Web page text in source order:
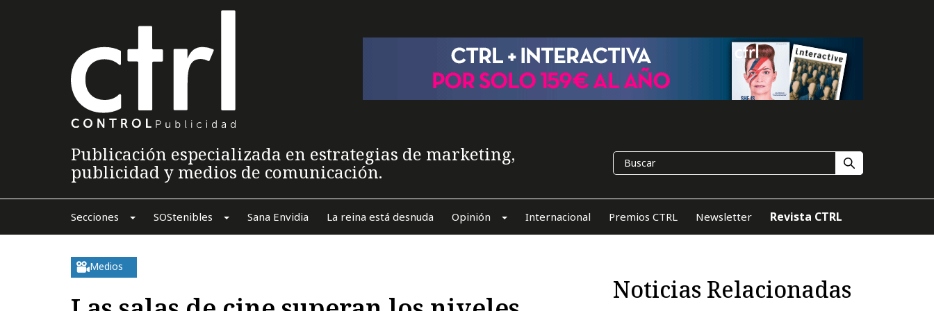
Publicación especializada en estrategias de marketing,
publicidad y medios de comunicación.
Secciones SOStenibles Sana Envidia La reina está desnuda Opinión Internacional Premios CTRL Newsletter Revista CTRL
Medios
Noticias Relacionadas